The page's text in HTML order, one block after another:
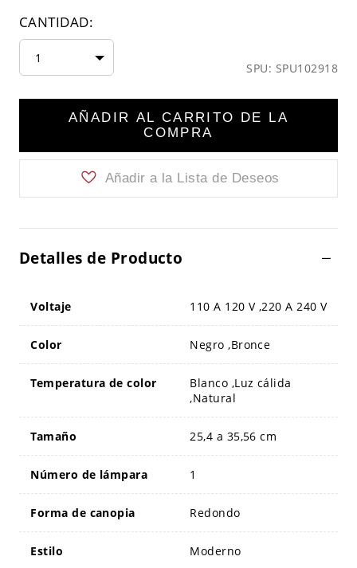
CANTIDAD:
1
SPU: SPU102918
AÑADIR AL CARRITO DE LA
COMPRA
Añadir a la Lista de Deseos
Detalles de Producto
Voltaje 110 A 120 V ,220 A 240 V
Color Negro ,Bronce
Temperatura de color
Blanco ,Luz cálida
,Natural
Tamaño 25,4 a 35,56 cm
Número de lámpara 1
Forma de canopia Redondo
Estilo Moderno